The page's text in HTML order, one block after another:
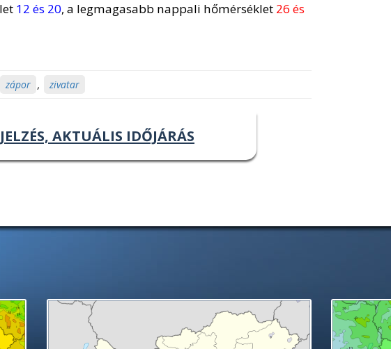
12 és 20, a legmagasabb nappali hőmérséklet 26 és
zápor , zivatar
AKTUÁLIS IDŐJÁRÁS